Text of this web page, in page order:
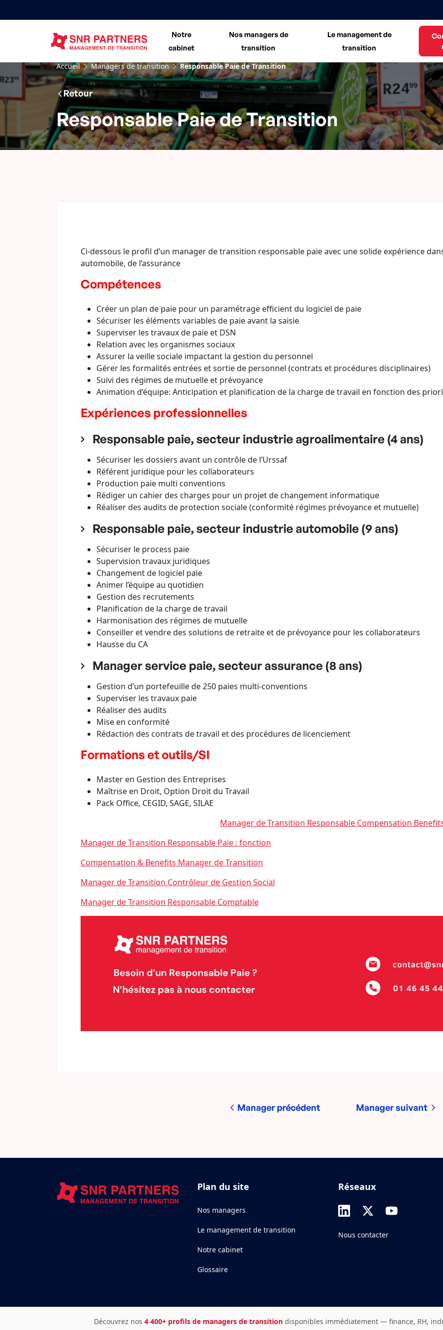
Notre
cabinet
Nos managers de
transition
Le management de
transition
Accueil Managers de transition Responsable Paie de Transition
Retour
Responsable Paie de Transition
Ci-dessous le profil d’un manager de transition responsable paie avec une solide expérience
automobile, de l’assurance
Compétences
Créer un plan de paie pour un paramétrage efficient du logiciel de paie
Sécuriser les éléments variables de paie avant la saisie
Superviser les travaux de paie et DSN
Relation avec les organismes sociaux
Assurer la veille sociale impactant la gestion du personnel
Gérer les formalités entrées et sortie de personnel (contrats et procédures disciplinaires)
Suivi des régimes de mutuelle et prévoyance
Animation d’équipe: Anticipation et planification de la charge de travail en fonction des
Expériences professionnelles
Responsable paie, secteur industrie agroalimentaire (4 ans)
Sécuriser les dossiers avant un contrôle de l’Urssaf
Référent juridique pour les collaborateurs
Production paie multi conventions
Rédiger un cahier des charges pour un projet de changement informatique
Réaliser des audits de protection sociale (conformité régimes prévoyance et mutuelle)
Responsable paie, secteur industrie automobile (9 ans)
Sécuriser le process paie
Supervision travaux juridiques
Changement de logiciel paie
Animer l’équipe au quotidien
Gestion des recrutements
Planification de la charge de travail
Harmonisation des régimes de mutuelle
Conseiller et vendre des solutions de retraite et de prévoyance pour les collaborateurs
Hausse du CA
Manager service paie, secteur assurance (8 ans)
Gestion d’un portefeuille de 250 paies multi-conventions
Superviser les travaux paie
Réaliser des audits
Mise en conformité
Rédaction des contrats de travail et des procédures de licenciement
Formations et outils/SI
Master en Gestion des Entreprises
Maîtrise en Droit, Option Droit du Travail
Pack Office, CEGID, SAGE, SILAE
Manager de Transition Responsable Compensation
Manager de Transition Responsable Paie : fonction
Compensation & Benefits Manager de Transition
Manager de Transition Contrôleur de Gestion Social
Manager de Transition Responsable Comptable
Manager précédent Manager suivant
Plan du site
Nos managers
Le management de transition
Notre cabinet
Glossaire
Réseaux
Nous contacter
Découvrez nos 4 400+ profils de managers de transitiondisponibles immédiatement — finance, RH,